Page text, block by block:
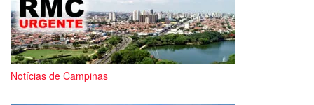
Notícias de Campinas